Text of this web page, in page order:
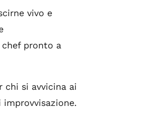
vivo e
pronto a
chi si avvicina ai